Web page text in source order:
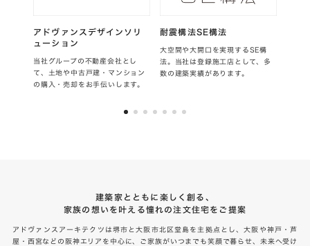
アドヴァンスデザインソリ
ューション
当社グループの不動産会社とし
て、土地や中古戸建・マンション
の購入・売却をお手伝いします。
耐震構法SE構法
大空間や大開口を実現するSE構
法。当社は登録施工店として、多
数の建築実績があります。
建築家とともに楽しく創る、
家族の想いを叶える憧れの注文住宅をご提案
アドヴァンスアーキテクツは堺市と大阪市北区堂島を主拠点とし、大阪や神戸・芦
屋・西宮などの阪神エリアを中心に、ご家族がいつまでも笑顔で暮らせ、未来へ受け